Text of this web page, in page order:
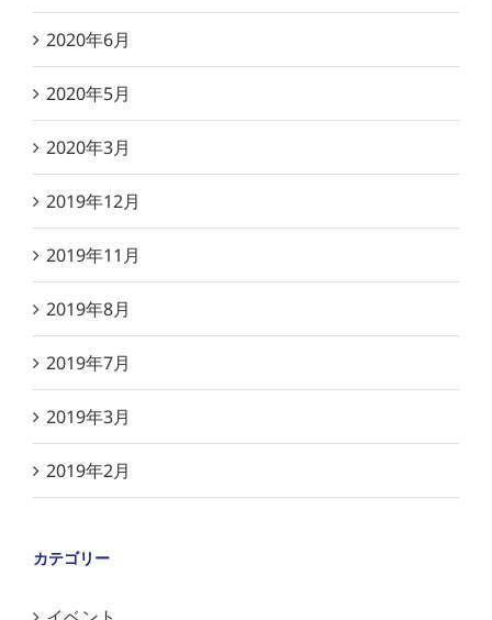
2020年6月
2020年5月
2020年3月
2019年12月
2019年11月
2019年8月
2019年7月
2019年3月
2019年2月
カテゴリー